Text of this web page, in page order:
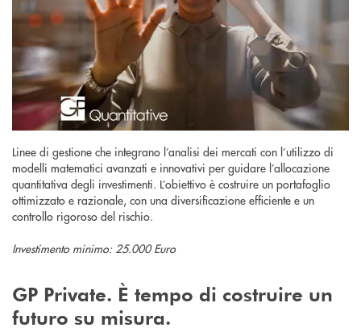
Linee di gestione che integrano l’analisi dei mercati con l’utilizzo di
modelli matematici avanzati e innovativi per guidare l’allocazione
quantitativa degli investimenti. L’obiettivo è costruire un portafoglio
ottimizzato e razionale, con una diversificazione efficiente e un
controllo rigoroso del rischio.
Investimento minimo: 25.000 Euro
GP Private. È tempo di costruire un
futuro su misura.